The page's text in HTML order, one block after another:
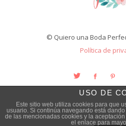
© Quiero una Boda
Política de
USO DE
Este sitio web utiliza cookies para que
usuario. Si continúa navegando está
de las mencionadas cookies y la
el enlace para